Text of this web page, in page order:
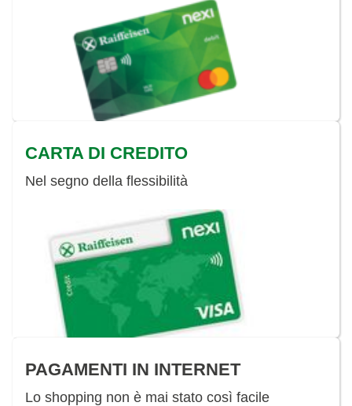
CARTA DI CREDITO
Nel segno della flessibilità
PAGAMENTI IN INTERNET
Lo shopping non è mai stato così facile